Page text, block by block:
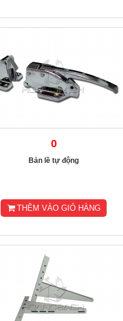
0
Bản lề tự động
THÊM VÀO GIỎ HÀNG